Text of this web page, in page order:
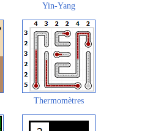
Yin-Yang
Thermomètres